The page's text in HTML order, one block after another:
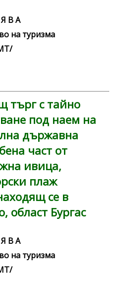
В А
на туризма
търг с тайно
под наем на
държавна
част от
ивица,
плаж
се в
Бургас
В А
на туризма